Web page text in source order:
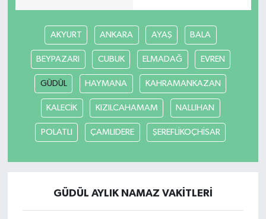
AKYURT ANKARA AYAŞ BALA
BEYPAZARI CUBUK ELMADAĞ EVREN
GÜDÜL HAYMANA KAHRAMANKAZAN
KALECİK KIZILCAHAMAM NALLIHAN
POLATLI ÇAMLIDERE ŞEREFLİKOÇHİSAR
GÜDÜL AYLIK NAMAZ VAKITLERI